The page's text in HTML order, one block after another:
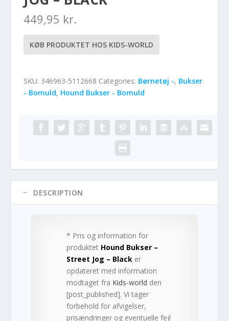
449,95 kr.
KØB PRODUKTET HOS KIDS-WORLD
SKU: 346963-5112668 Categories: Børnetøj -, Bukser
- Bomuld, Hound Bukser - Bomuld
DESCRIPTION
* Pris og information for
produktet Hound Bukser –
Street Jog – Black er
opdateret med information
modtaget fra Kids-world den
[post_published]. Vi tager
forbehold for afvigelser,
prisændringer og eventuelle fejl